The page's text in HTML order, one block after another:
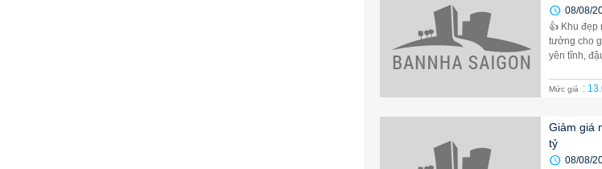
08/08/
👍 Khu đẹp
tưởng cho
yên tĩnh,
Mức giá :
Giảm giá
tỷ
08/08/